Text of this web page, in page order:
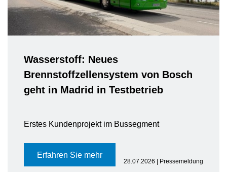
Wasserstoff: Neues
Brennstoffzellensystem von Bosch
geht in Madrid in Testbetrieb
Erstes Kundenprojekt im Bussegment
Erfahren Sie mehr
28.07.2026 | Pressemeldung